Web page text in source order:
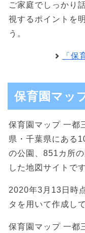
ご家庭でしっかり
視するポイントを
う。
「保
保育園マッ
保育園マップ 一都
県・千葉県にある
の公園、851カ所
した地図サイトです
2020年3月13日時
タを用いて作成し
保育園マップ 一都